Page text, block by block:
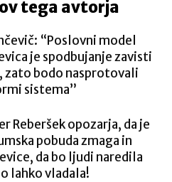
tega avtorja
“Poslovni model
je spodbujanje zavisti
zato bodo nasprotovali
sistema”
Reberšek opozarja, da je
pobuda zmaga in
da bo ljudi naredila
lahko vladala!